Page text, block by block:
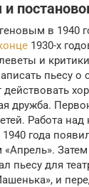
и
в 1940
1930-х
и
пьесу о
действовать
дружба.
Работа над
1940 года
пьесу для
и